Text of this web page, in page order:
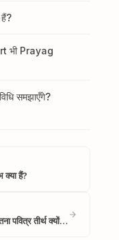
हैं?
भी Prayag
समझाएँगे?
क्या हैं?
पवित्र तीर्थ क्यों…